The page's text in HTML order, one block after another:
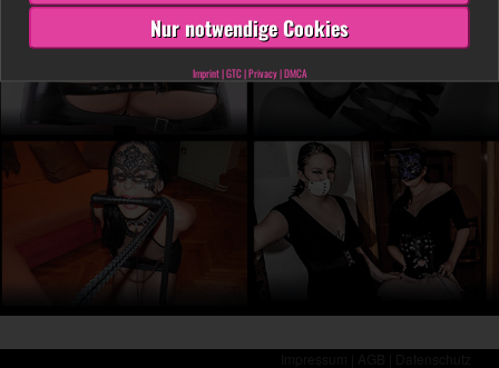
Nur notwendige Cookies
Imprint|GTC|Privacy|DMCA